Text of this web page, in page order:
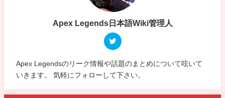
Apex Legends日本語Wiki管理人
Apex Legendsのリーク情報や話題のまとめについて呟いて
いきます。 気軽にフォローして下さい。